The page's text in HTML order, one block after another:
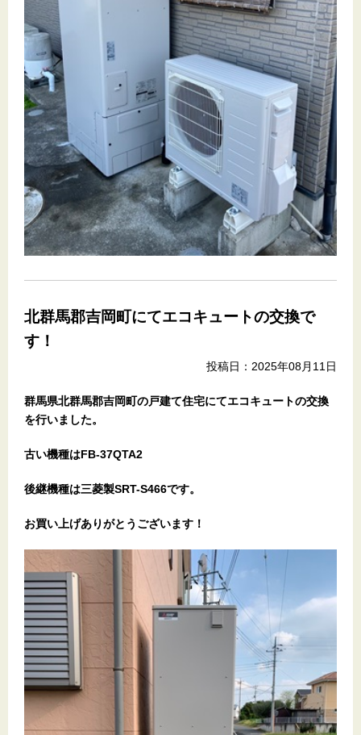
北群馬郡吉岡町にてエコキュートの交換で
す！
投稿日：2025年08月11日
群馬県北群馬郡吉岡町の戸建て住宅にてエコキュートの交換
を行いました。
古い機種はFB-37QTA2
後継機種は三菱製SRT-S466です。
お買い上げありがとうございます ！